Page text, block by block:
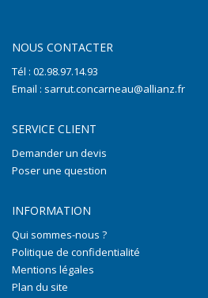
NOUS CONTACTER
Tél : 02.98.97.14.93
Email : sarrut.concarneau@allianz.fr
SERVICE CLIENT
Demander un devis
Poser une question
INFORMATION
Qui sommes-nous ?
Politique de confidentialité
Mentions légales
Plan du site